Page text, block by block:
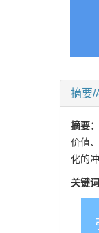
摘要/
摘要
价值
化的
关键